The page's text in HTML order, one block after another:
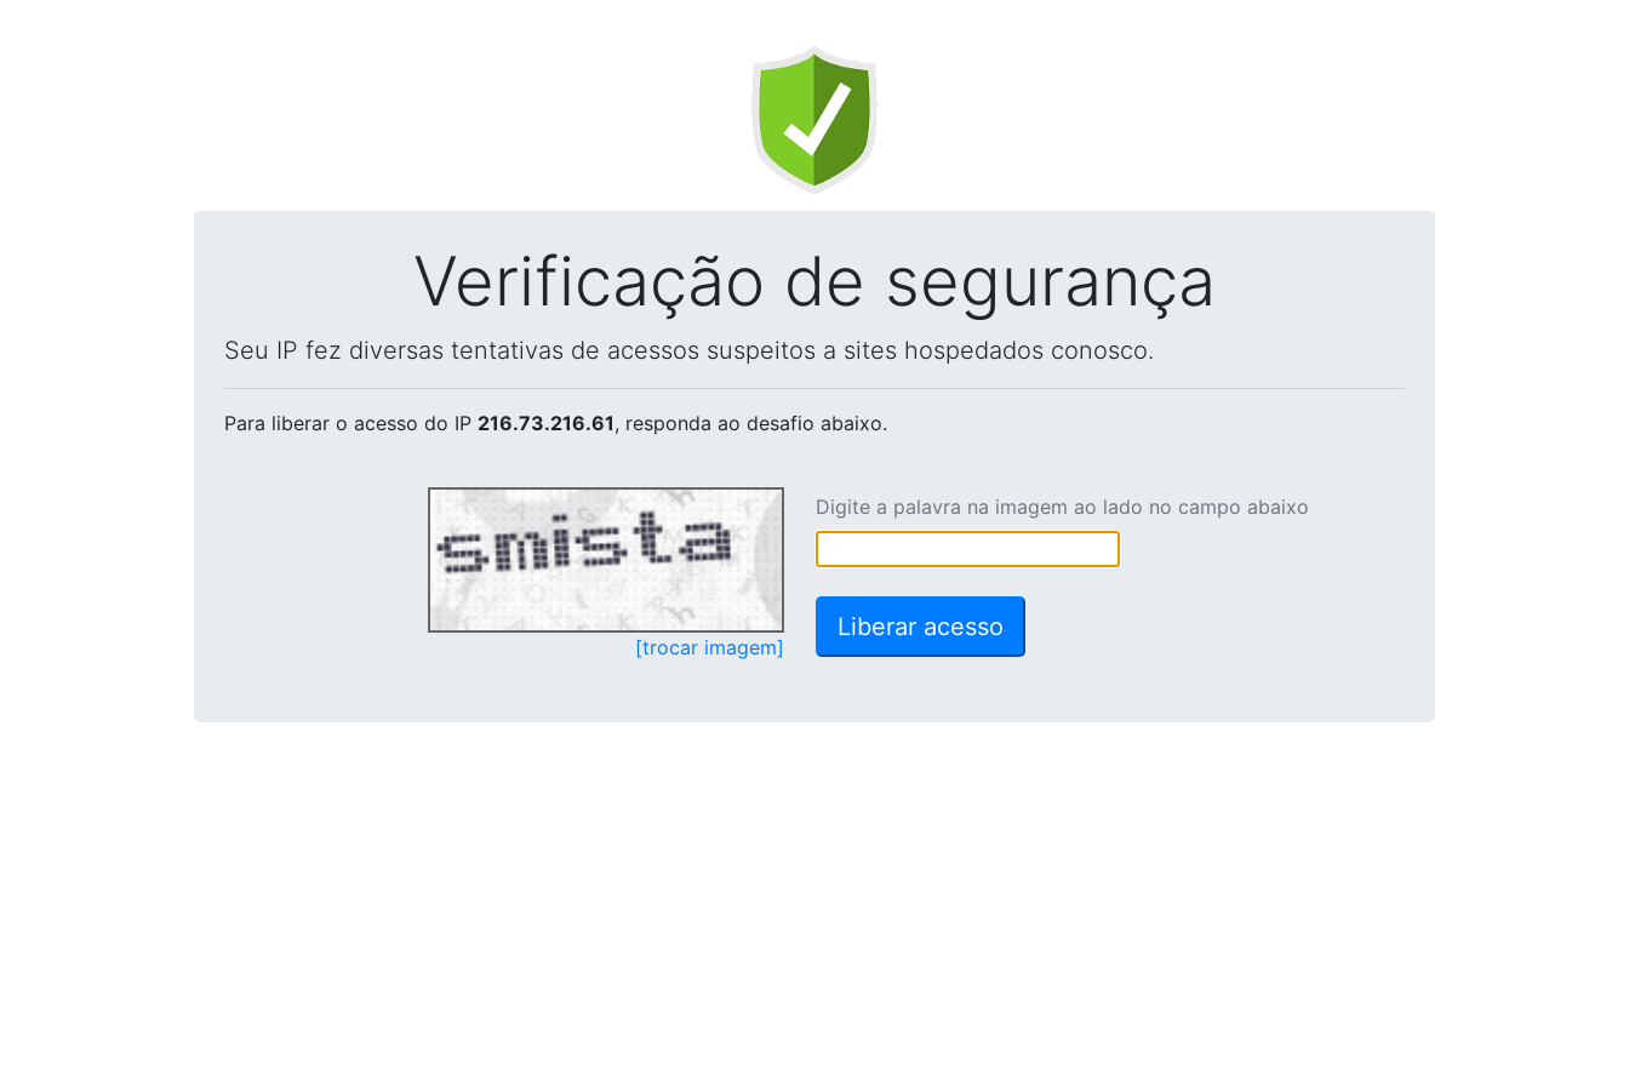
Verificação de segurança
Seu IP fez diversas tentativas de acessos suspeitos a sites hospedados conosco.
Para liberar o acesso do IP 216.73.216.61, responda ao desafio abaixo.
[trocar imagem]
Digite a palavra na imagem ao lado no campo abaixo